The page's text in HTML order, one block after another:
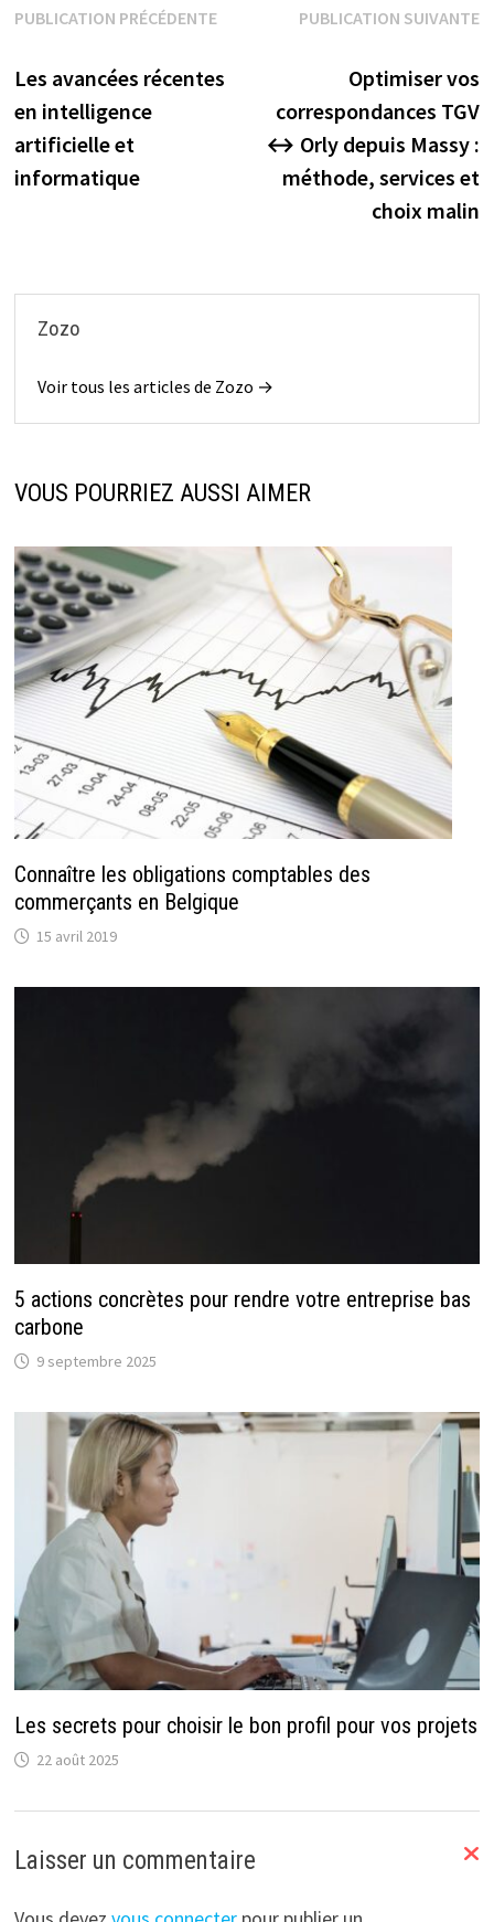
Navigation
de
l’article
PUBLICATION PRÉCÉDENTE
Les avancées récentes
en intelligence
artificielle et
informatique
PUBLICATION SUIVANTE
Optimiser vos
correspondances TGV
↔ Orly depuis Massy :
méthode, services et
choix malin
Zozo
Voir tous les articles de Zozo →
VOUS POURRIEZ AUSSI AIMER
Connaître les obligations comptables des
commerçants en Belgique
15 avril 2019
5 actions concrètes pour rendre votre entreprise bas
carbone
9 septembre 2025
Les secrets pour choisir le bon profil pour vos projets
22 août 2025
Laisser un commentaire